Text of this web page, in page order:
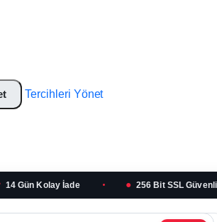
Tercihleri Yönet
14 Gün Kolay İade ● 256 Bit SSL